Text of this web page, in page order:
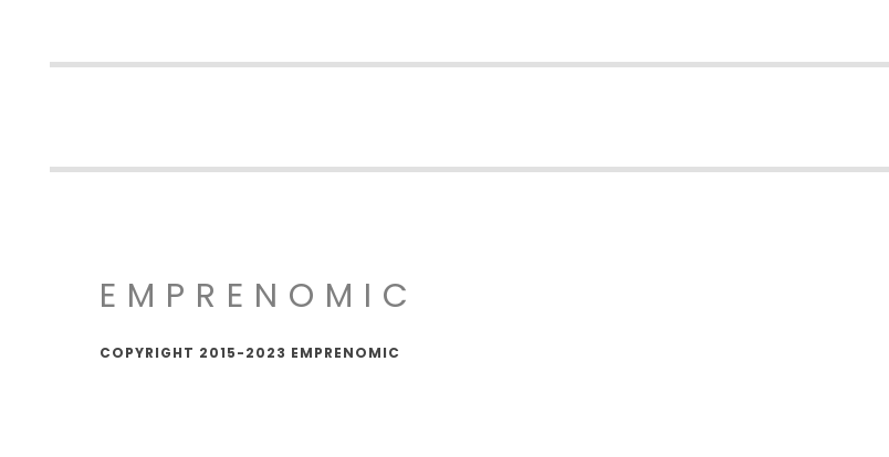
EMPRENOMIC
COPYRIGHT 2015-2023 EMPRENOMIC